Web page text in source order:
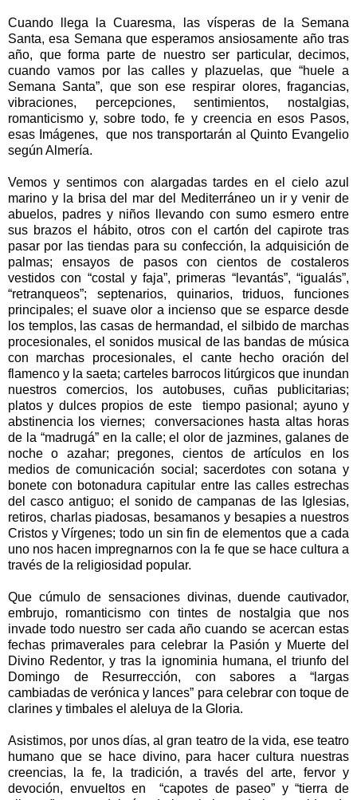
Cuando llega la Cuaresma, las vísperas de la Semana
Santa, esa Semana que esperamos ansiosamente año tras
año, que forma parte de nuestro ser particular, decimos,
cuando vamos por las calles y plazuelas, que “huele a
Semana Santa”, que son ese respirar olores, fragancias,
vibraciones, percepciones, sentimientos, nostalgias,
romanticismo y, sobre todo, fe y creencia en esos Pasos,
esas Imágenes,
que nos transportarán al Quinto Evangelio
según Almería.
Vemos y sentimos con alargadas tardes en el cielo azul
marino y la brisa del mar del Mediterráneo un ir y venir de
abuelos, padres y niños llevando con sumo esmero entre
sus brazos el hábito, otros con el cartón del capirote tras
pasar por las tiendas para su confección, la adquisición de
palmas; ensayos de pasos con cientos de costaleros
vestidos con “costal y faja”, primeras “levantás”, “igualás”,
“retranqueos”; septenarios, quinarios, triduos, funciones
principales; el suave olor a incienso que se esparce desde
los templos, las casas de hermandad, el silbido de marchas
procesionales, el sonidos musical de las bandas de música
con marchas procesionales, el cante hecho oración del
flamenco y la saeta; carteles barrocos litúrgicos que inundan
nuestros comercios, los autobuses, cuñas publicitarias;
platos y dulces propios de este
tiempo pasional; ayuno y
abstinencia los viernes;
conversaciones hasta altas horas
de la “madrugá” en la calle; el olor de jazmines, galanes de
noche o azahar; pregones, cientos de artículos en los
medios de comunicación social; sacerdotes con sotana y
bonete con botonadura capitular entre las calles estrechas
del casco antiguo; el sonido de campanas de las Iglesias,
retiros, charlas piadosas, besamanos y besapies a nuestros
Cristos y Vírgenes; todo un sin fin de elementos que a cada
uno nos hacen impregnarnos con la fe que se hace cultura a
través de la religiosidad popular.
Que cúmulo de sensaciones divinas, duende cautivador,
embrujo, romanticismo con tintes de nostalgia que nos
invade todo nuestro ser cada año cuando se acercan estas
fechas primaverales para celebrar la Pasión y Muerte del
Divino Redentor, y tras la ignominia humana, el triunfo del
Domingo de Resurrección, con sabores a “largas
cambiadas de verónica y lances” para celebrar con toque de
clarines y timbales el aleluya de la Gloria.
Asistimos, por unos días, al gran teatro de la vida, ese teatro
humano que se hace divino, para hacer cultura nuestras
creencias, la fe, la tradición, a través del arte, fervor y
devoción, envueltos en
“capotes de paseo” y “tierra de